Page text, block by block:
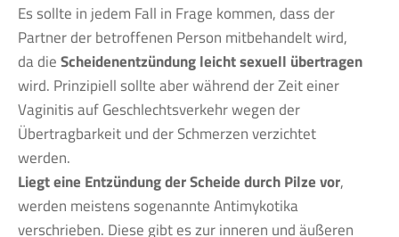
Es sollte in jedem Fall in Frage kommen, dass der
Partner der betroffenen Person mitbehandelt wird,
da dieScheidenentzündung leicht sexuell übertragen
wird. Prinzipiell sollte aber während der Zeit einer
Vaginitis auf Geschlechtsverkehr wegen der
Übertragbarkeit und der Schmerzen verzichtet
werden.
Liegt eine Entzündung der Scheide durch Pilze vor,
werden meistens sogenannte Antimykotika
verschrieben. Diese gibt es zur inneren und äußeren